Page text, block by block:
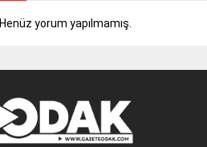
Henüz yorum yapılmamış.